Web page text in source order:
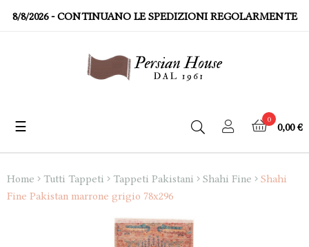
8/8/2026- CONTINUANO LE SPEDIZIONI REGOLARMENTE
0
0,00 €
navigazione
☰
Home Tutti Tappeti Tappeti Pakistani Shahi Fine
Shahi
Fine Pakistan marrone grigio 78x296